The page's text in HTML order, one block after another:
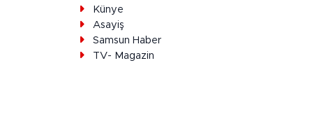
Künye
Asayiş
Samsun Haber
TV- Magazin